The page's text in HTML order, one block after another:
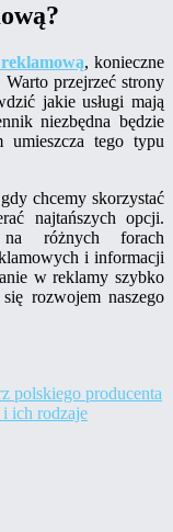
, konieczne
przejrzeć strony
jakie usługi mają
niezbędna będzie
tego typu
chcemy skorzystać
najtańszych opcji.
na różnych forach
i informacji
w reklamy szybko
rozwojem naszego
polskiego producenta
ich rodzaje